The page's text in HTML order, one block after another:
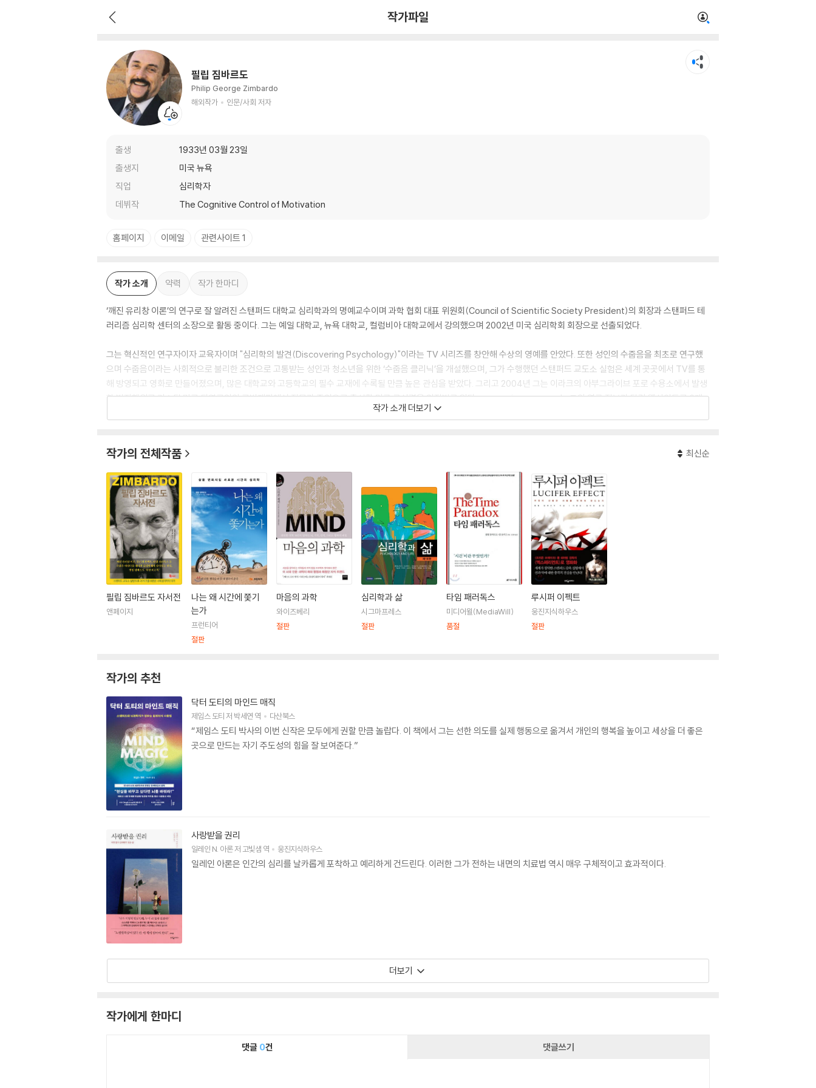
작가파일
필립 짐바르도
Philip George Zimbardo
해외작가
인문/사회 저자
출생
1933년 03월 23일
출생지
미국 뉴욕
직업
심리학자
데뷔작
The Cognitive Control of Motivation
홈페이지 이메일 관련사이트 1
작가 소개 약력 작가 한마디
‘깨진 유리창 이론’의 연구로 잘 알려진 스탠퍼드 대학교 심리학과의 명예교수이며 과학 협회 대표 위원회(Council of Scientific Society President)의 회장과 스탠퍼드 테
러리즘 심리학 센터의 소장으로 활동 중이다. 그는 예일 대학교, 뉴욕 대학교, 컬럼비아 대학교에서 강의했으며 2002년 미국 심리학회 회장으로 선출되었다.
그는 혁신적인 연구자이자 교육자이며 "심리학의 발견(Discovering Psychology)"이라는 TV 시리즈를 창안해 수상의 영예를 안았다. 또한 성인의 수줍음을 최초로 연구했
으며 수줍음이라는 사회적으로 불리한 조건으로 고통받는 성인과 청소년을 위한 ‘수줍음 클리닉’을 개설했으며, 그가 수행했던 스탠퍼드 교도소 실험은 세계 곳곳에서 TV를 통
해 방영되고 영화로 만들어졌으며, 많은 대학교와 고등학교의 필수 교재에 수록될 만큼 높은 관심을 받았다. 그리고 2004년 그는 이라크의 아부그라이브 포로 수용소에서 발생
한 범죄행위로 기소된 미군 퇴역군인의 군법재판에서 전문가 증인으로 출석할 만큼 공신력을 인정받고 있다. www.prisonexp.org는 그의 연구 정보가 담긴 웹사이트로 6개
작가 소개 더보기
작가의 전체작품 최신순
필립 짐바르도 자서전
앤페이지
나는 왜 시간에 쫓기
는가
프런티어
절판
마음의 과학
와이즈베리
절판
심리학과 삶
시그마프레스
절판
타임 패러독스
미디어윌(MediaWill)
품절
루시퍼 이펙트
웅진지식하우스
절판
작가의 추천
닥터 도티의 마인드 매직
제임스 도티저 박세연 역 다산북스
“제임스 도티 박사의 이번 신작은 모두에게 권할 만큼 놀랍다. 이 책에서 그는 선한 의도를 실제 행동으로 옮겨서 개인의 행복을 높이고 세상을 더 좋은
곳으로 만드는 자기 주도성의 힘을 잘 보여준다.”
사랑받을 권리
일레인 N. 아론저 고빛샘 역 웅진지식하우스
일레인 아론은 인간의 심리를 날카롭게 포착하고 예리하게 건드린다. 이러한 그가 전하는 내면의 치료법 역시 매우 구체적이고 효과적이다.
더보기
작가에게 한마디
댓글 0건 댓글쓰기